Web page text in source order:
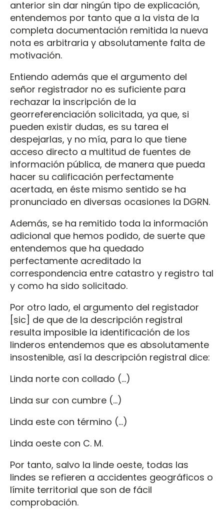
anterior sin dar ningún tipo de explicación,
entendemos por tanto que a la vista de la
completa documentación remitida la nueva
nota es arbitraria y absolutamente falta de
motivación.
Entiendo además que el argumento del
señor registrador no es suficiente para
rechazar la inscripción de la
georreferenciación solicitada, ya que, si
pueden existir dudas, es su tarea el
despejarlas, y no mía, para lo que tiene
acceso directo a multitud de fuentes de
información pública, de manera que pueda
hacer su calificación perfectamente
acertada, en éste mismo sentido se ha
pronunciado en diversas ocasiones la DGRN.
Además, se ha remitido toda la información
adicional que hemos podido, de suerte que
entendemos que ha quedado
perfectamente acreditado la
correspondencia entre catastro y registro tal
y como ha sido solicitado.
Por otro lado, el argumento del registador
[sic] de que de la descripción registral
resulta imposible la identificación de los
linderos entendemos que es absolutamente
insostenible, así la descripción registral dice:
Linda norte con collado (…)
Linda sur con cumbre (…)
Linda este con término (…)
Linda oeste con C. M.
Por tanto, salvo la linde oeste, todas las
lindes se refieren a accidentes geográficos o
límite territorial que son de fácil
comprobación.